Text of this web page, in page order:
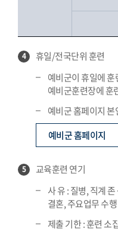
4
휴일/전국단위 훈련
예비군이 휴일에
예비군훈련장에 훈
예비군 홈페이지 본
예비군 홈페이지
5
교육훈련 연기
사 유 : 질병, 직계
결혼, 주요업무 수
제출 기한 : 훈련 소